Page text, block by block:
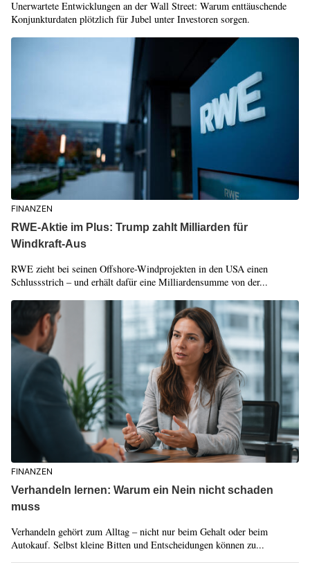
Unerwartete Entwicklungen an der Wall Street: Warum enttäuschende
Konjunkturdaten plötzlich für Jubel unter Investoren sorgen.
FINANZEN
RWE-Aktie im Plus: Trump zahlt Milliarden für
Windkraft-Aus
RWE zieht bei seinen Offshore-Windprojekten in den USA einen
Schlussstrich – und erhält dafür eine Milliardensumme von der...
FINANZEN
Verhandeln lernen: Warum ein Nein nicht schaden
muss
Verhandeln gehört zum Alltag – nicht nur beim Gehalt oder beim
Autokauf. Selbst kleine Bitten und Entscheidungen können zu...